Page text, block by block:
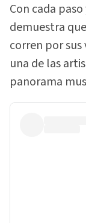
Con cada
demuestra
corren por sus
una de las
panorama